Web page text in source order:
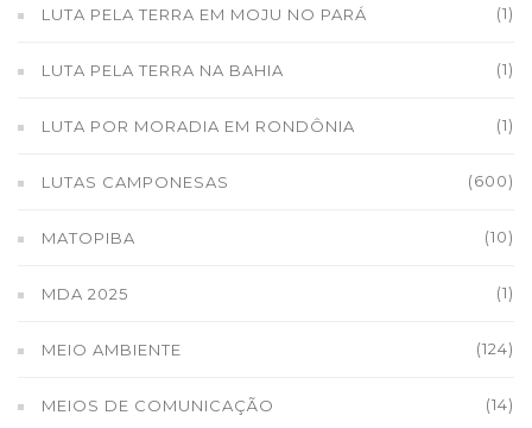
LUTA PELA TERRA EM MOJU NO PARÁ (1)
LUTA PELA TERRA NA BAHIA (1)
LUTA POR MORADIA EM RONDÔNIA (1)
LUTAS CAMPONESAS (600)
MATOPIBA (10)
MDA 2025 (1)
MEIO AMBIENTE (124)
MEIOS DE COMUNICAÇÃO (14)